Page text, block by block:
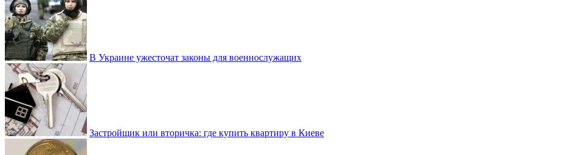
В Украине ужесточат законы для военнослужащих
Застройщик или вторичка: где купить квартиру в Киеве